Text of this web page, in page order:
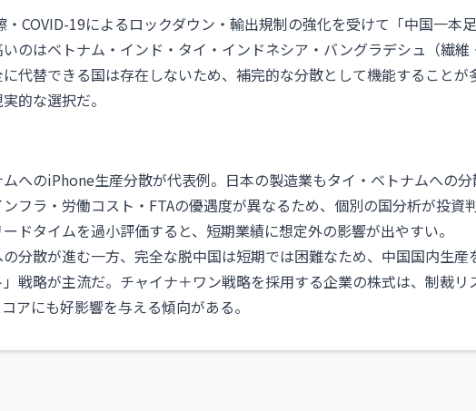
COVID-19によるロックダウン・輸出規制の強化を受けて「中国一本
のはベトナム・インド・タイ・インドネシア・バングラデシュ（繊維
代替できる国は存在しないため、補完的な分散として機能すること
的な選択だ。
へのiPhone生産分散が代表例。日本の製造業もタイ・ベトナムへの
フラ・労働コスト・FTAの優遇度が異なるため、個別の国分析が投資
ドタイムを過小評価すると、短期業績に想定外の影響が出やすい。
分散が進む一方、完全な脱中国は短期では困難なため、中国国内生産
戦略が主流だ。チャイナ＋ワン戦略を採用する企業の株式は、制裁
アにも好影響を与える傾向がある。